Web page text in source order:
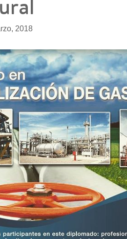
2018